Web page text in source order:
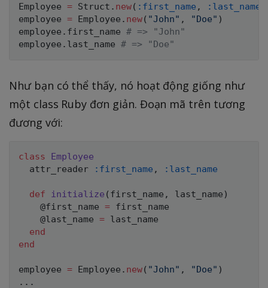
Employee = Struct . new( :first_name , :last_name
employee = Employee . new( "John" , "Doe" )
employee . first_name # => "John"
employee . last_name # => "Doe"
Như bạn có thể thấy, nó hoạt động giống như
một class Ruby đơn giản. Đoạn mã trên tương
đương với:
class
Employee
  attr_reader
:first_name , :last_name
def initialize ( first_name , last_name )
@first_name = first_name
@last_name = last_name
end
end
employee = Employee . new( "John" , "Doe" )
. . .